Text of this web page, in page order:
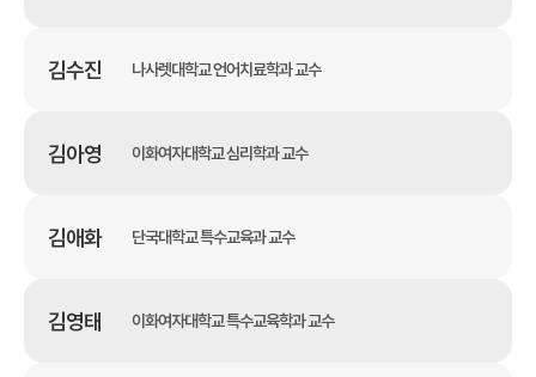
김수진 나사렛대학교 언어치료학과 교수
김아영 이화여자대학교 심리학과 교수
김애화 단국대학교 특수교육과 교수
김영태 이화여자대학교 특수교육학과 교수